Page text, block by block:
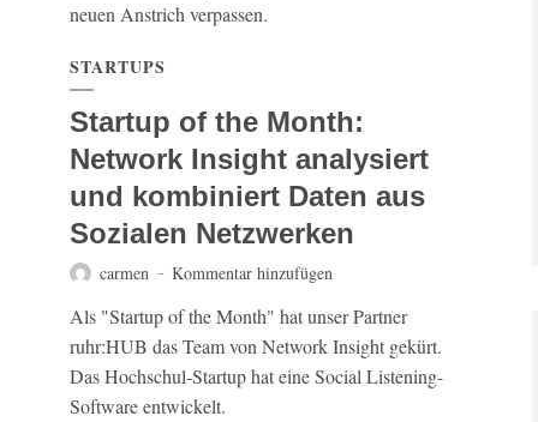
neuen Anstrich verpassen.
STARTUPS
Startup of the Month:
Network Insight analysiert
und kombiniert Daten aus
Sozialen Netzwerken
carmen Kommentar hinzufügen
Als "Startup of the Month" hat unser Partner
ruhr:HUB das Team von Network Insight gekürt.
Das Hochschul-Startup hat eine Social Listening-
Software entwickelt.